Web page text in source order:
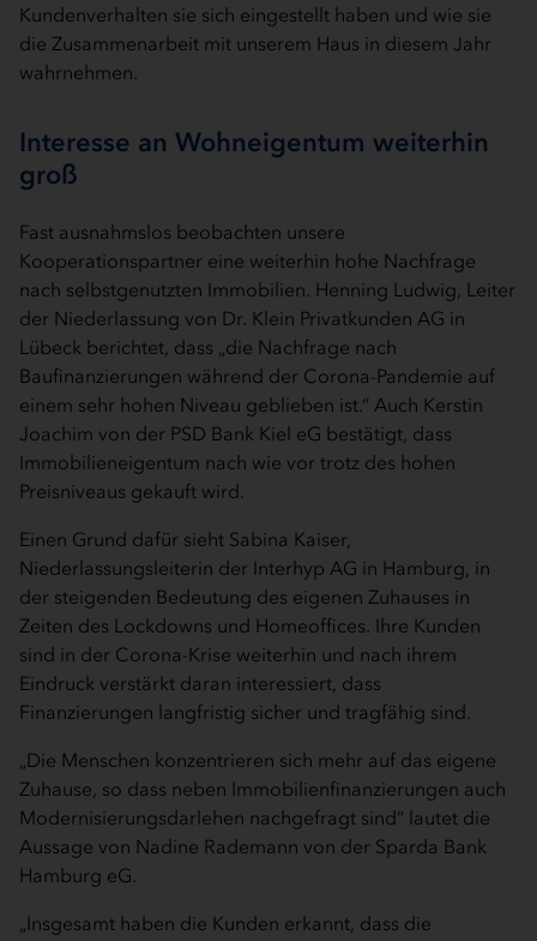
Kundenverhalten sie sich eingestellt haben und wie sie
die Zusammenarbeit mit unserem Haus in diesem Jahr
wahrnehmen.
Interesse an Wohneigentum weiterhin
groß
Fast ausnahmslos beobachten unsere
Kooperationspartner eine weiterhin hohe Nachfrage
nach selbstgenutzten Immobilien. Henning Ludwig, Leiter
der Niederlassung von Dr. Klein Privatkunden AG in
Lübeck berichtet, dass „die Nachfrage nach
Baufinanzierungen während der Corona-Pandemie auf
einem sehr hohen Niveau geblieben ist.“ Auch Kerstin
Joachim von der PSD Bank Kiel eG bestätigt, dass
Immobilieneigentum nach wie vor trotz des hohen
Preisniveaus gekauft wird.
Einen Grund dafür sieht Sabina Kaiser,
Niederlassungsleiterin der Interhyp AG in Hamburg, in
der steigenden Bedeutung des eigenen Zuhauses in
Zeiten des Lockdowns und Homeoffices. Ihre Kunden
sind in der Corona-Krise weiterhin und nach ihrem
Eindruck verstärkt daran interessiert, dass
Finanzierungen langfristig sicher und tragfähig sind.
„Die Menschen konzentrieren sich mehr auf das eigene
Zuhause, so dass neben Immobilienfinanzierungen auch
Modernisierungsdarlehen nachgefragt sind“ lautet die
Aussage von Nadine Rademann von der Sparda Bank
Hamburg eG.
„Insgesamt haben die Kunden erkannt, dass die